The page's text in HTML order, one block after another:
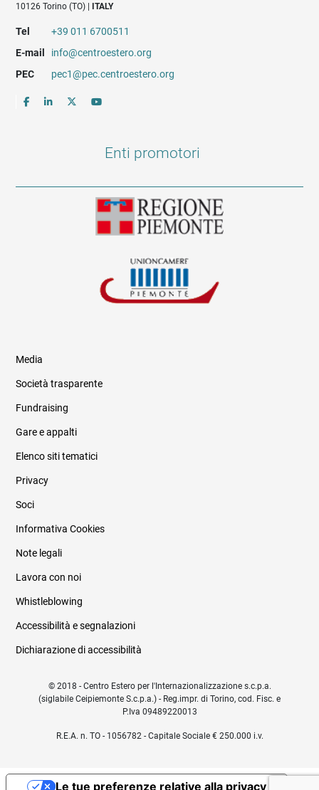
10126 Torino (TO) |
ITALY
Tel
+39 011 6700511
E-mail
info@centroestero.org
PEC
pec1@pec.centroestero.org
Enti promotori
Informazioni legali e trasparenza
Media
Società trasparente
Fundraising
Gare e appalti
Elenco siti tematici
Privacy
Soci
Informativa Cookies
Note legali
Lavora con noi
Whistleblowing
Accessibilità e segnalazioni
Dichiarazione di accessibilità
© 2018 - Centro Estero per l'Internazionalizzazione s.c.p.a.
(siglabile Ceipiemonte S.c.p.a.) - Reg.impr. di Torino, cod. Fisc. e
P.Iva 09489220013
R.E.A. n. TO - 1056782 - Capitale Sociale € 250.000 i.v.
Le tue preferenze relative alla privacy